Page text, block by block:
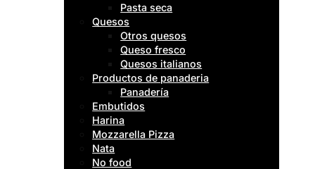
Pasta seca
Quesos
Otros quesos
Queso fresco
Quesos italianos
Productos de panaderia
Panadería
Embutidos
Harina
Mozzarella Pizza
Nata
No food